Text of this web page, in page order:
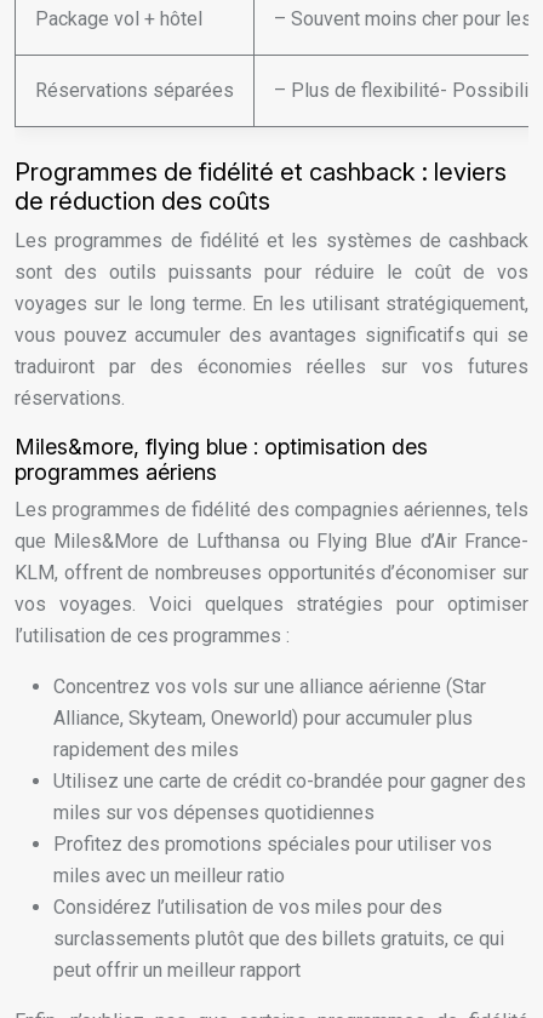
Package vol + hôtel – Souvent moins cher pour
Réservations séparées – Plus de flexibilité-
Programmes de fidélité et cashback : leviers
de réduction des coûts
Les programmes de fidélité et les systèmes de cashback
sont des outils puissants pour réduire le coût de vos
voyages sur le long terme. En les utilisant stratégiquement,
vous pouvez accumuler des avantages significatifs qui se
traduiront par des économies réelles sur vos futures
réservations.
Miles&more, flying blue : optimisation des
programmes aériens
Les programmes de fidélité des compagnies aériennes, tels
que Miles&More de Lufthansa ou Flying Blue d’Air France-
KLM, offrent de nombreuses opportunités d’économiser sur
vos voyages. Voici quelques stratégies pour optimiser
l’utilisation de ces programmes :
Concentrez vos vols sur une alliance aérienne (Star
Alliance, Skyteam, Oneworld) pour accumuler plus
rapidement des miles
Utilisez une carte de crédit co-brandée pour gagner des
miles sur vos dépenses quotidiennes
Profitez des promotions spéciales pour utiliser vos
miles avec un meilleur ratio
Considérez l’utilisation de vos miles pour des
surclassements plutôt que des billets gratuits, ce qui
peut offrir un meilleur rapport